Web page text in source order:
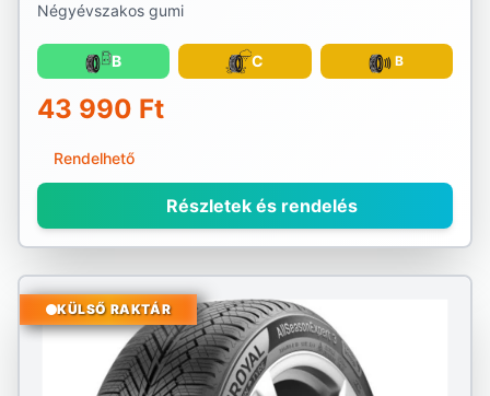
Négyévszakos gumi
B C B
43 990 Ft
Rendelhető
Részletek és rendelés
KÜLSŐ RAKTÁR